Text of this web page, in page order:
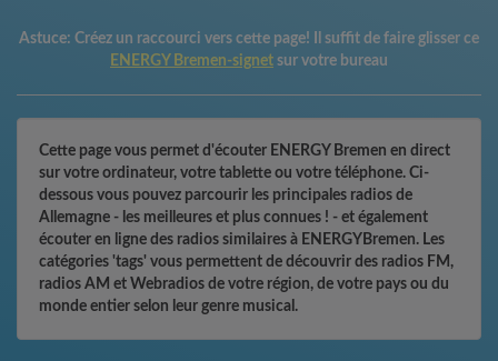
Astuce: Créez un raccourci vers cette page! Il suffit de faire glisser ce
ENERGY Bremen-signet sur votre bureau
Cette page vous permet d'écouter ENERGY Bremen en direct
sur votre ordinateur, votre tablette ou votre téléphone. Ci-
dessous vous pouvez parcourir les principales radios de
Allemagne - les meilleures et plus connues ! - et également
écouter en ligne des radios similaires à ENERGYBremen. Les
catégories 'tags' vous permettent de découvrir des radios FM,
radios AM et Webradios de votre région, de votre pays ou du
monde entier selon leur genre musical.